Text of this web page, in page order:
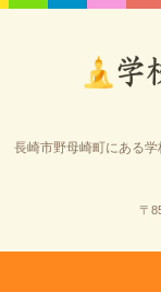
長崎市野母崎町にある
〒